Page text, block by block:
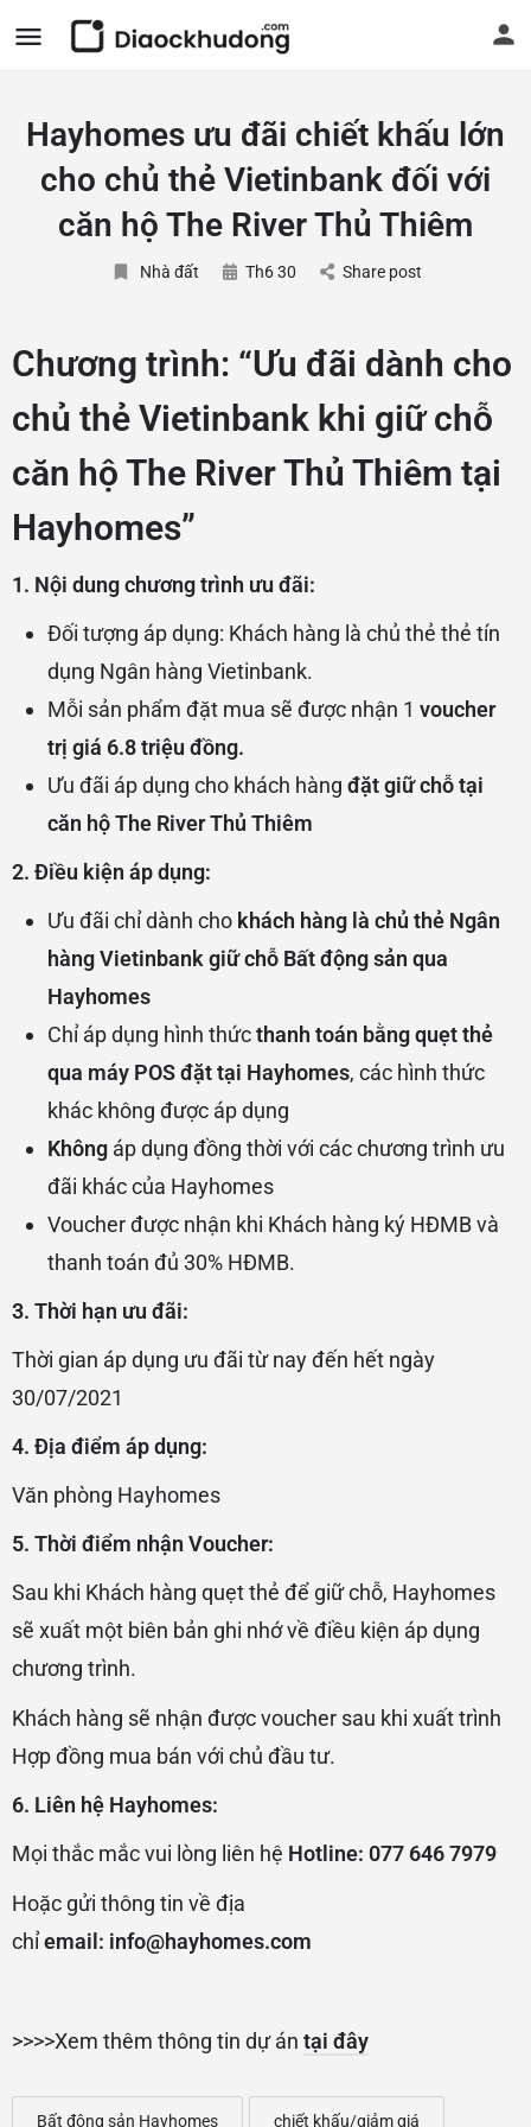
Hayhomes ưu đãi chiết khấu lớn
cho chủ thẻ Vietinbank đối với
căn hộ The River Thủ Thiêm
Nhà đất Th6 30 Share post
Chương trình: “Ưu đãi dành cho
chủ thẻ Vietinbank khi giữ chỗ
căn hộ The River Thủ Thiêm tại
Hayhomes”
1. Nội dung chương trình ưu đãi:
Đối tượng áp dụng: Khách hàng là chủ thẻ thẻ tín
dụng Ngân hàng Vietinbank.
Mỗi sản phẩm đặt mua sẽ được nhận 1 voucher
trị giá 6.8 triệu đồng.
Ưu đãi áp dụng cho khách hàng đặt giữ chỗ tại
căn hộ The River Thủ Thiêm
2. Điều kiện áp dụng:
Ưu đãi chỉ dành cho khách hàng là chủ thẻ Ngân
hàng Vietinbank giữ chỗ Bất động sản qua
Hayhomes
Chỉ áp dụng hình thứcthanh toán bằng quẹt thẻ
qua máy POS đặt tại Hayhomes, các hình thức
khác không được áp dụng
Không áp dụng đồng thời với các chương trình ưu
đãi khác của Hayhomes
Voucher được nhận khi Khách hàng ký HĐMB và
thanh toán đủ 30% HĐMB.
3. Thời hạn ưu đãi:
Thời gian áp dụng ưu đãi từ nay đến hết ngày
30/07/2021
4. Địa điểm áp dụng:
Văn phòng Hayhomes
5. Thời điểm nhận Voucher:
Sau khi Khách hàng quẹt thẻ để giữ chỗ, Hayhomes
sẽ xuất một biên bản ghi nhớ về điều kiện áp dụng
chương trình.
Khách hàng sẽ nhận được voucher sau khi xuất trình
Hợp đồng mua bán với chủ đầu tư.
6. Liên hệ Hayhomes:
Mọi thắc mắc vui lòng liên hệ Hotline: 077 646 7979
Hoặc gửi thông tin về địa
chỉemail: info@hayhomes.com
>>>>Xem thêm thông tin dự án tại đây
Bất động sản Hayhomes chiết khấu/giảm giá